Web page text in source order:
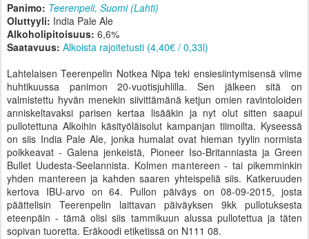
Panimo: Teerenpeli, Suomi (Lahti)
Oluttyyli: India Pale Ale
Alkoholipitoisuus: 6,6%
Saatavuus: Alkoista rajoitetusti (4,40€ / 0,33l)
Lahtelaisen Teerenpelin Notkea Nipa teki ensiesiintymisensä viime
huhtikuussa panimon 20-vuotisjuhlilla. Sen jälkeen sitä on
valmistettu hyvän menekin siivittämänä ketjun omien ravintoloiden
anniskeltavaksi parisen kertaa lisääkin ja nyt olut sitten saapui
pullotettuna Alkoihin käsityöläisolut kampanjan tiimoilta. Kyseessä
on siis India Pale Ale, jonka humalat ovat hieman tyylin normista
poikkeavat - Galena jenkeistä, Pioneer Iso-Britanniasta ja Green
Bullet Uudesta-Seelannista. Kolmen mantereen - tai pikemminkin
yhden mantereen ja kahden saaren yhteispeliä siis. Katkeruuden
kertova IBU-arvo on 64. Pullon päiväys on 08-09-2015, josta
päättelisin Teerenpelin laittavan päiväyksen 9kk pullotuksesta
eteenpäin - tämä olisi siis tammikuun alussa pullotettua ja täten
sopivan tuoretta. Eräkoodi etiketissä on N111 08.